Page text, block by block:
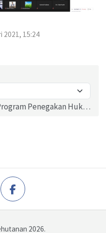
2021, 15:24
Program Penegakan Hukum Bidang LHK →
2026.